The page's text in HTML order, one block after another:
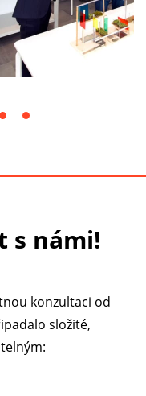
s námi!
konzultaci od
složité,